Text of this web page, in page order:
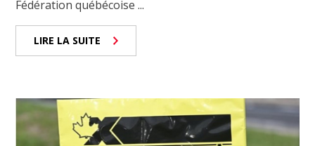
Fédération québécoise ...
LIRE LA SUITE